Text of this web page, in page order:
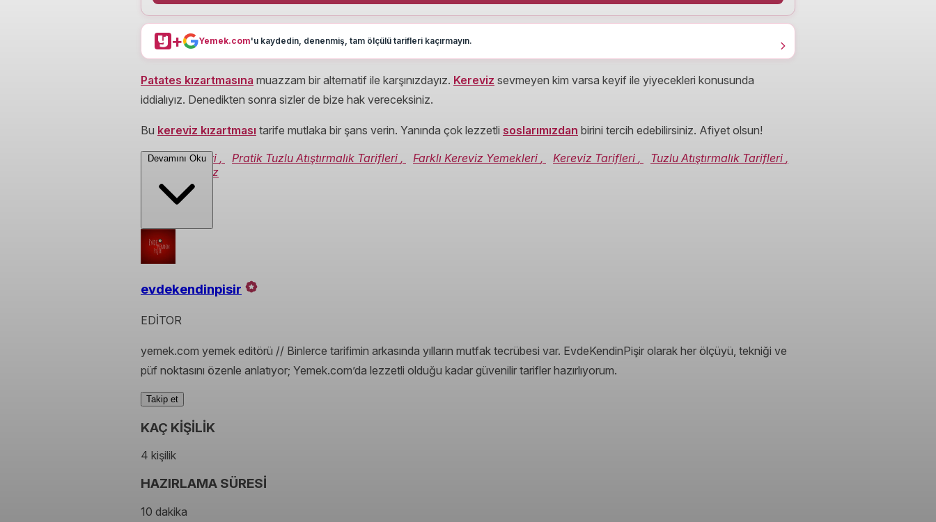
+ Yemek.com'u kaydedin, denenmiş, tam ölçülü tarifleri kaçırmayın.
Patates kızartmasına muazzam bir alternatif ile karşınızdayız. Kereviz sevmeyen kim varsa keyif ile yiyecekleri konusunda
iddialıyız. Denedikten sonra sizler de bize hak vereceksiniz.
Bu kereviz kızartması tarife mutlaka bir şans verin. Yanında çok lezzetli soslarımızdan birini tercih edebilirsiniz. Afiyet olsun!
Sebze Tarifleri , Pratik Tuzlu Atıştırmalık Tarifleri , Farklı Kereviz Yemekleri , Kereviz Tarifleri , Tuzlu Atıştırmalık Tarifleri ,
Fırında Kereviz
Devamını Oku
evdekendinpisir
EDİTOR
yemek.com yemek editörü // Binlerce tarifimin arkasında yılların mutfak tecrübesi var. EvdeKendinPişir olarak her ölçüyü, tekniği ve
püf noktasını özenle anlatıyor; Yemek.com’da lezzetli olduğu kadar güvenilir tarifler hazırlıyorum.
Takip et
KAÇ KİŞİLİK
4 kişilik
HAZIRLAMA SÜRESİ
10 dakika